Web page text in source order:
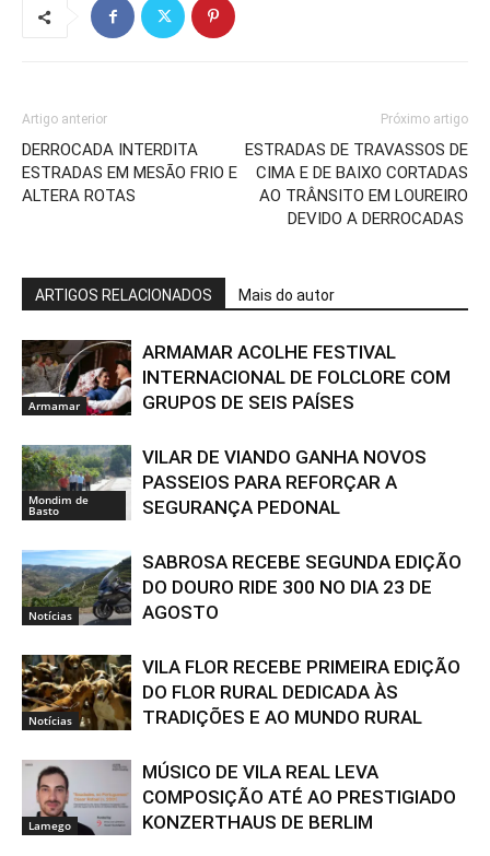
Artigo anterior
DERROCADA INTERDITA
ESTRADAS EM MESÃO FRIO E
ALTERA ROTAS
Próximo artigo
ESTRADAS DE TRAVASSOS DE
CIMA E DE BAIXO CORTADAS
AO TRÂNSITO EM LOUREIRO
DEVIDO A DERROCADAS
ARTIGOS RELACIONADOS Mais do autor
Armamar
ARMAMAR ACOLHE FESTIVAL
INTERNACIONAL DE FOLCLORE COM
GRUPOS DE SEIS PAÍSES
Mondim de
Basto
VILAR DE VIANDO GANHA NOVOS
PASSEIOS PARA REFORÇAR A
SEGURANÇA PEDONAL
Notícias
SABROSA RECEBE SEGUNDA EDIÇÃO
DO DOURO RIDE 300 NO DIA 23 DE
AGOSTO
Notícias
VILA FLOR RECEBE PRIMEIRA EDIÇÃO
DO FLOR RURAL DEDICADA ÀS
TRADIÇÕES E AO MUNDO RURAL
Lamego
MÚSICO DE VILA REAL LEVA
COMPOSIÇÃO ATÉ AO PRESTIGIADO
KONZERTHAUS DE BERLIM